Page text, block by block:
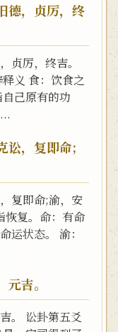
德，贞厉，终
贞厉，终吉。
义 食：饮食之
己原有的功
讼，复即命;
复即命;渝，安
恢复。命：有命
运状态。 渝：
吉。
。 讼卦第五爻